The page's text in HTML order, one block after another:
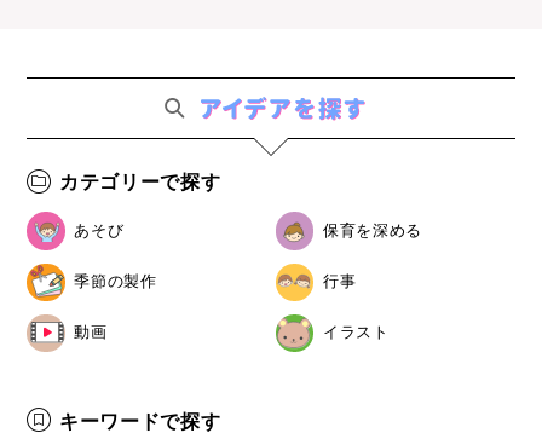
カテゴリーで探す
あそび 保育を深める
季節の製作 行事
動画 イラスト
キーワードで探す